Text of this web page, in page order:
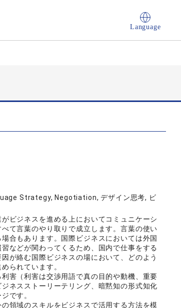
Language
Strategy, Negotiation, デザイン思考, ビ
ビジネスを進める上においてコミュニケーシ
て言葉のやり取りで成立します。言葉の使い
合もあります。国際ビジネスにおいては外国
などが関わってくるため、国内で仕事をする
が絡む国際ビジネスの場において、どのよう
られています。
害（利害は交渉用語で真の目的や動機、重要
ネスストーリーテリング、暗黙知の形式知化
です。
領域のスキルをビジネスで活用する方法を模